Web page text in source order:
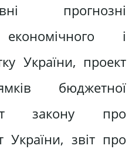
прогнозні
і
України, проект
бюджетної
закону про
звіт про